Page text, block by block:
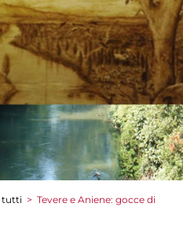
tutti > Tevere e Aniene: gocce di